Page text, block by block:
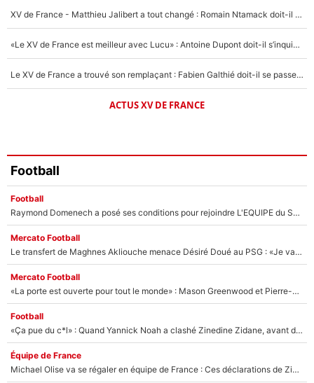
XV de France - Matthieu Jalibert a tout changé : Romain Ntamack doit-il s’inquiéter pour sa place à un an de la Coupe du monde ?
«Le XV de France est meilleur avec Lucu» : Antoine Dupont doit-il s’inquiéter pour sa place ?
Le XV de France a trouvé son remplaçant : Fabien Galthié doit-il se passer d'Antoine Dupont ?
ACTUS XV DE FRANCE
Football
Football
Raymond Domenech a posé ses conditions pour rejoindre L'EQUIPE du Soir : Il refuse de faire l'émission avec un autre chroniqueur !
Mercato Football
Le transfert de Maghnes Akliouche menace Désiré Doué au PSG : «Je valide à 200%»
Mercato Football
«La porte est ouverte pour tout le monde» : Mason Greenwood et Pierre-Emerick Aubameyang ont quitté l'OM, Amine Gouiri balance sur la suite du mercato et sur la réaction du vestiaire !
Football
«Ça pue du c*l» : Quand Yannick Noah a clashé Zinedine Zidane, avant de se faire recadrer par le nouveau sélectionneur de l'équipe de France !
Équipe de France
Michael Olise va se régaler en équipe de France : Ces déclarations de Zinedine Zidane qui prouvent qu'il va tout miser sur la star du Bayern Munich !